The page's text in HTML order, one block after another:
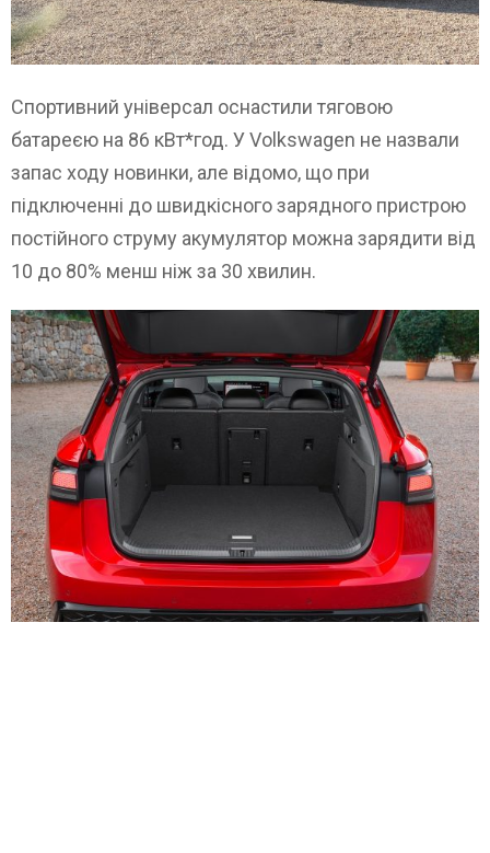
Спортивний універсал оснастили тяговою
батареєю на 86 кВт*год. У Volkswagen не назвали
запас ходу новинки, але відомо, що при
підключенні до швидкісного зарядного пристрою
постійного струму акумулятор можна зарядити від
10 до 80% менш ніж за 30 хвилин.